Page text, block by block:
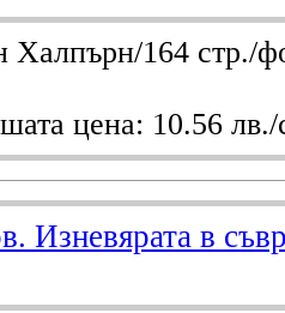
Халпърн/164 стр./
цена: 10.56 лв./
Изневярата в